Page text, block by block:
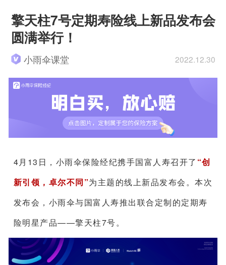
擎天柱7号定期寿险线上新品发布会
圆满举行！
小雨伞课堂 2022.12.30
4月13日，小雨伞保险经纪携手国富人寿召开了 “创
新引领，卓尔不同”为主题的线上新品发布会。本次
发布会，小雨伞与国富人寿推出联合定制的定期寿
险明星产品——擎天柱7号。